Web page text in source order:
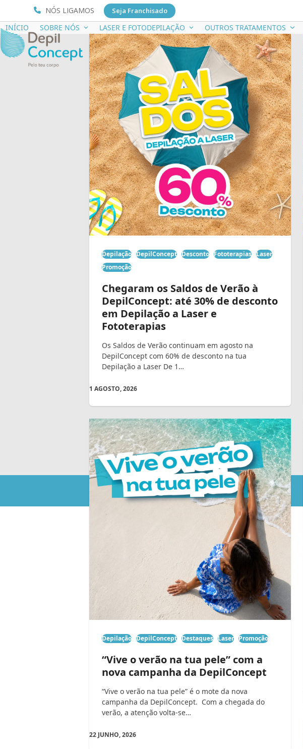
NÓS LIGAMOS Seja Franchisado
INÍCIO
SOBRE NÓS LASER E FOTODEPILAÇÃO OUTROS TRATAMENTOS
Depilação DepilConcept Desconto Fototerapias Laser
Promoção
Chegaram os Saldos de Verão à
DepilConcept: até 30% de desconto
em Depilação a Laser e
Fototerapias
Os Saldos de Verão continuam em agosto na
DepilConcept com 60% de desconto na tua
Depilação a Laser De 1…
1 AGOSTO, 2026
Depilação DepilConcept Destaques Laser Promoção
“Vive o verão na tua pele” com a
nova campanha da DepilConcept
“Vive o verão na tua pele” é o mote da nova
campanha da DepilConcept. Com a chegada do
verão, a atenção volta-se…
22 JUNHO, 2026